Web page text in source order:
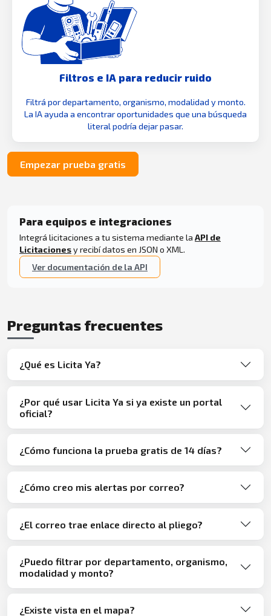
Filtros e IA para reducir ruido
Filtrá por departamento, organismo, modalidad y monto.
La IA ayuda a encontrar oportunidades que una búsqueda
literal podría dejar pasar.
Empezar prueba gratis
Para equipos e integraciones
Integrá licitaciones a tu sistema mediante la API de
Licitacionesy recibí datos en JSON o XML.
Ver documentación de la API
Preguntas frecuentes
¿Qué es Licita Ya?
¿Por qué usar Licita Ya si ya existe un portal
oficial?
¿Cómo funciona la prueba gratis de 14 días?
¿Cómo creo mis alertas por correo?
¿El correo trae enlace directo al pliego?
¿Puedo filtrar por departamento, organismo,
modalidad y monto?
¿Existe vista en el mapa?